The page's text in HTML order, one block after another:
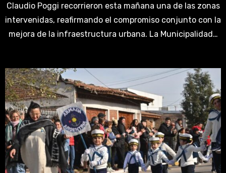
Claudio Poggi recorrieron esta mañana una de las zonas
intervenidas, reafirmando el compromiso conjunto con la
mejora de la infraestructura urbana. La Municipalidad…